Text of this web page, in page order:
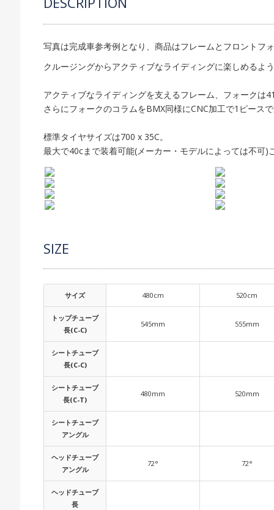
写真は完成車参考例となり、商品はフレームとフロントフ
クルージングからアクティブなライディングに楽しめるよ
アクティブなライディングを支えるフレーム、フォークは
さらにフォークのコラムをBMX同様にCNC加工で1ピース
標準タイヤサイズは700 x 35C。
最大で40cまで装着可能(メーカー・モデルによっては不可
SIZE
サイズ 480cm 520cm
トップチューブ
長(C-C)
545mm 555mm
シートチューブ
長(C-C)
シートチューブ
長(C-T)
480mm 520mm
シートチューブ
アングル
ヘッドチューブ
アングル
72° 72°
ヘッドチューブ
長